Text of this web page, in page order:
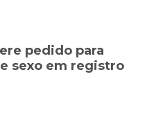
pedido para
sexo em registro